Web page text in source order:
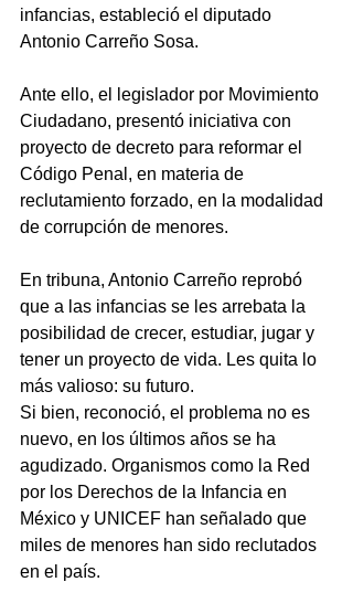
infancias, estableció el diputado
Antonio Carreño Sosa.
Ante ello, el legislador por Movimiento
Ciudadano, presentó iniciativa con
proyecto de decreto para reformar el
Código Penal, en materia de
reclutamiento forzado, en la modalidad
de corrupción de menores.
En tribuna, Antonio Carreño reprobó
que a las infancias se les arrebata la
posibilidad de crecer, estudiar, jugar y
tener un proyecto de vida. Les quita lo
más valioso: su futuro.
Si bien, reconoció, el problema no es
nuevo, en los últimos años se ha
agudizado. Organismos como la Red
por los Derechos de la Infancia en
México y UNICEF han señalado que
miles de menores han sido reclutados
en el país.